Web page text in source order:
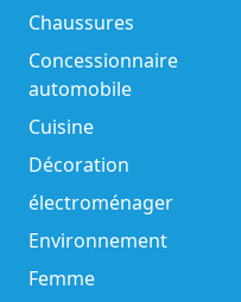
Chaussures
Concessionnaire
automobile
Cuisine
Décoration
électroménager
Environnement
Femme